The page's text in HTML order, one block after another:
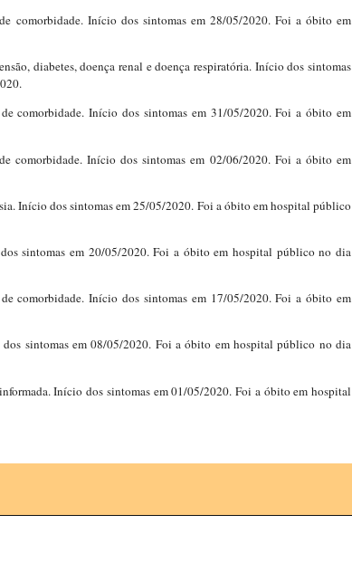
comorbidade. Início dos sintomas em 28/05/2020. Foi a óbito em
diabetes, doença renal e doença respiratória. Início dos sintomas
comorbidade. Início dos sintomas em 31/05/2020. Foi a óbito em
comorbidade. Início dos sintomas em 02/06/2020. Foi a óbito em
Início dos sintomas em 25/05/2020. Foi a óbito em hospital público
sintomas em 20/05/2020. Foi a óbito em hospital público no dia
comorbidade. Início dos sintomas em 17/05/2020. Foi a óbito em
dos sintomas em 08/05/2020. Foi a óbito em hospital público no dia
Início dos sintomas em 01/05/2020. Foi a óbito em hospital